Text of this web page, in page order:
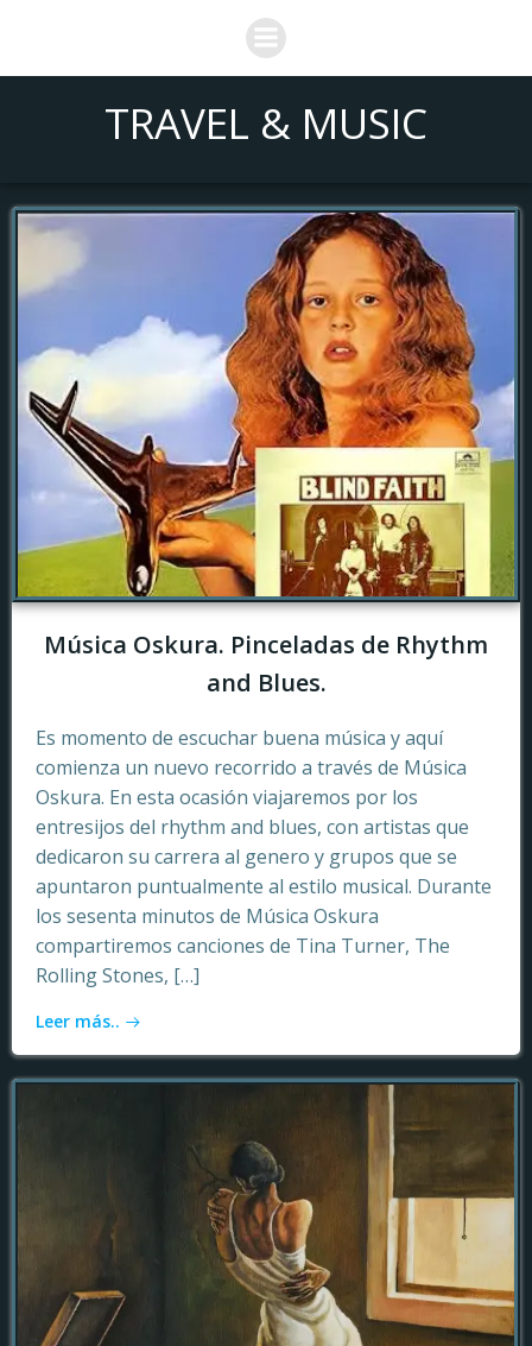
Saltar
al
contenido
TRAVEL & MUSIC
Música Oskura. Pinceladas de Rhythm
and Blues.
Es momento de escuchar buena música y aquí
comienza un nuevo recorrido a través de Música
Oskura. En esta ocasión viajaremos por los
entresijos del rhythm and blues, con artistas que
dedicaron su carrera al genero y grupos que se
apuntaron puntualmente al estilo musical. Durante
los sesenta minutos de Música Oskura
compartiremos canciones de Tina Turner, The
Rolling Stones, […]
Leer más..